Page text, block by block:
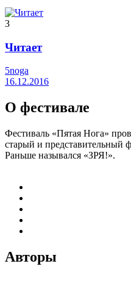
3
Читает
5noga
16.12.2016
О фестивале
Фестиваль «Пятая Нога»
старый и представительный
Раньше назывался «ЗРЯ!».
Авторы